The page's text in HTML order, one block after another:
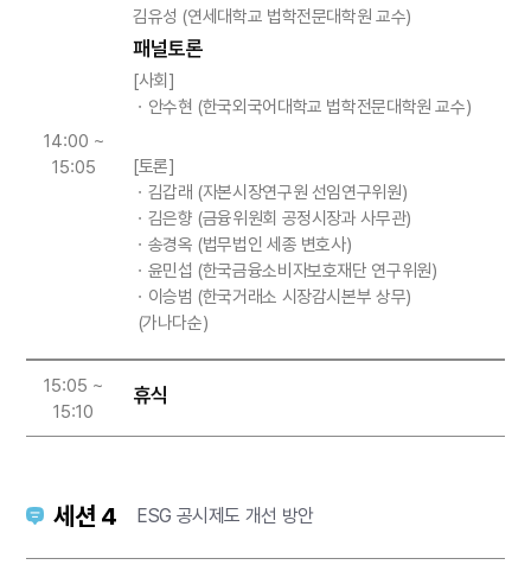
14:00 ~
15:05
김유성 (연세대학교 법학전문대학원 교수)
패널토론
[사회]
ㆍ안수현 (한국외국어대학교 법학전문대학원 교수)
[토론]
ㆍ김갑래 (자본시장연구원 선임연구위원)
ㆍ김은향 (금융위원회 공정시장과 사무관)
ㆍ송경옥 (법무법인 세종 변호사)
ㆍ윤민섭 (한국금융소비자보호재단 연구위원)
ㆍ이승범 (한국거래소 시장감시본부 상무)
(가나다순)
15:05 ~
15:10
휴식
세션 4 ESG 공시제도 개선 방안